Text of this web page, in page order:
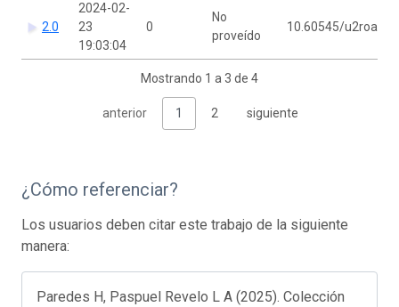
2.0
2024-02-
23
19:03:04
0
No
proveído
10.60545/u2roas
Mostrando 1 a 3 de 4
anterior 1 2 siguiente
¿Cómo referenciar?
Los usuarios deben citar este trabajo de la siguiente
manera:
Paredes H, Paspuel Revelo L A (2025). Colección